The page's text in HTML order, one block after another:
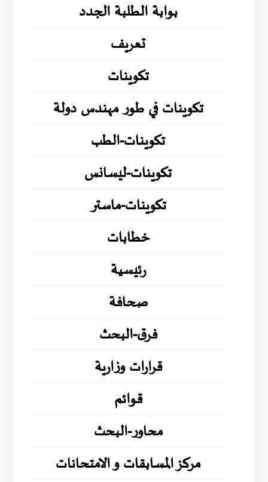
بوابة الطلبة الجدد
تعريف
تكوينات
تكوينات في طور مهندس دولة
تكوينات-الطب
تكوينات-ليسانس
تكوينات-ماستر
خطابات
رئيسية
صحافة
فرق-البحث
قرارات وزارية
قوائم
محاور-البحث
مركز المسابقات و الامتحانات